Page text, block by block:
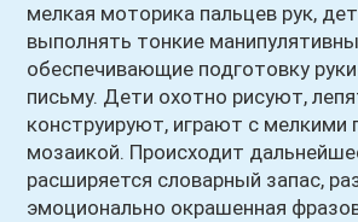
мелкая моторика пальцев рук,
выполнять тонкие
обеспечивающие подготовку
письму. Дети охотно рисуют,
конструируют, играют с мелкими
мозаикой. Происходит
расширяется словарный запас,
эмоционально окрашенная